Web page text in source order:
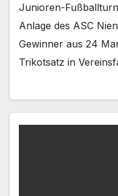
Junioren-
Anlage des ASC
Gewinner aus 24
Trikotsatz in